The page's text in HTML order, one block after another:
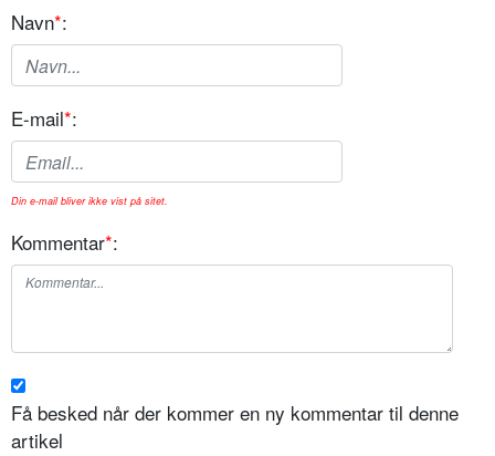
Navn*:
E-mail*:
Din e-mail bliver ikke vist på sitet.
Kommentar*:
Få besked når der kommer en ny kommentar til denne
artikel